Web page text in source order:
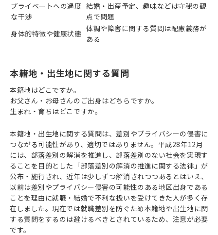
プライベートへの過度
な干渉
結婚・出産予定、趣味などは守秘の観
点で問題
身体的特徴や健康状態
体調や障害に関する質問は配慮義務が
ある
本籍地・出生地に関する質問
本籍地はどこですか。
お父さん・お母さんのご出身はどちらですか。
生まれ・育ちはどこですか。
本籍地・出生地に関する質問は、差別やプライバシーの侵害に
つながる可能性があり、適切ではありません。平成28年12月
には、部落差別の解消を推進し、部落差別のない社会を実現す
ることを目的とした「部落差別の解消の推進に関する法律」が
公布・施行され、近年は少しずつ解消されつつあるとはいえ、
以前は差別やプライバシー侵害の可能性のある地区出身である
ことを理由に就職・結婚で不利な扱いを受けてきた人が多く存
在しました。現在では就職差別を防ぐため本籍地や出生地に関
する質問をするのは避けるべきとされているため、注意が必要
です。